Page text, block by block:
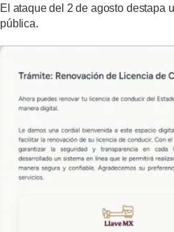
El ataque del 2 de agosto destapa
pública.